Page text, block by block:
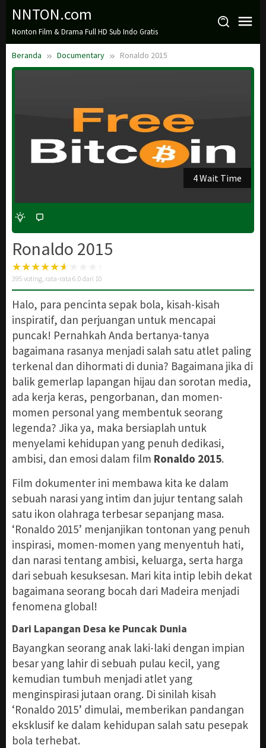
Loncat
konten
NNTON.com
Nonton Film & Drama Full HD Sub Indo Gratis
Beranda Documentary Ronaldo 2015
3 Wait Time
Ronaldo 2015
395 voting, rata-rata 6.0 dari 10
Halo, para pencinta sepak bola, kisah-kisah
inspiratif, dan perjuangan untuk mencapai
puncak! Pernahkah Anda bertanya-tanya
bagaimana rasanya menjadi salah satu atlet paling
terkenal dan dihormati di dunia? Bagaimana jika di
balik gemerlap lapangan hijau dan sorotan media,
ada kerja keras, pengorbanan, dan momen-
momen personal yang membentuk seorang
legenda? Jika ya, maka bersiaplah untuk
menyelami kehidupan yang penuh dedikasi,
ambisi, dan emosi dalam film Ronaldo 2015.
Film dokumenter ini membawa kita ke dalam
sebuah narasi yang intim dan jujur tentang salah
satu ikon olahraga terbesar sepanjang masa.
‘Ronaldo 2015’ menjanjikan tontonan yang penuh
inspirasi, momen-momen yang menyentuh hati,
dan narasi tentang ambisi, keluarga, serta harga
dari sebuah kesuksesan. Mari kita intip lebih dekat
bagaimana seorang bocah dari Madeira menjadi
fenomena global!
Dari Lapangan Desa ke Puncak Dunia
Bayangkan seorang anak laki-laki dengan impian
besar yang lahir di sebuah pulau kecil, yang
kemudian tumbuh menjadi atlet yang
menginspirasi jutaan orang. Di sinilah kisah
‘Ronaldo 2015’ dimulai, memberikan pandangan
eksklusif ke dalam kehidupan salah satu pesepak
bola terhebat.